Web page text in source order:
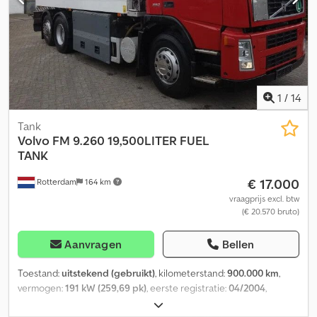
CT Amsterdam IBAN-nummer: NL97INGB0117176699
EORI/BTW/BELASTING: NL810574901B(01) BIC/SWIFT: INGBNL2A
1 / 14
Rotterdam 164 km
Tank
Volvo FM 9.260 19,500LITER FUEL
TANK
€ 17.000
vraagprijs excl. btw
(€ 20.570 bruto)
Aanvragen Bellen
Toestand:uitstekend (gebruikt), kilometerstand:900.000 km,
vermogen:191 kW (259,69 pk), eerste registratie:04/2004,
, asconfiguratie: